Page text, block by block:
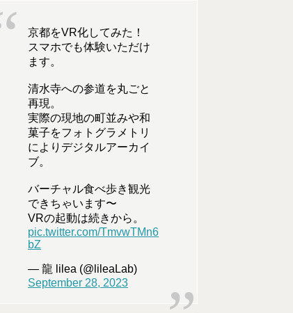
京都をVR化してみた！
スマホでも体験いただけ
ます。
清水寺への参道を丸ごと
再現。
実際の現地の町並みや和
菓子をフォトグラメトリ
によりデジタルアーカイ
ブ。
バーチャル食べ歩き観光
できちゃいます〜
VRの起動は続きから。
pic.twitter.com/TmvwTMn6
bZ
— 龍 lilea (@lileaLab)
September 28, 2023